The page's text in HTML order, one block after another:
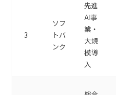
3
ソフ
トバ
ンク
先進
AI事
業・
大規
模導
入